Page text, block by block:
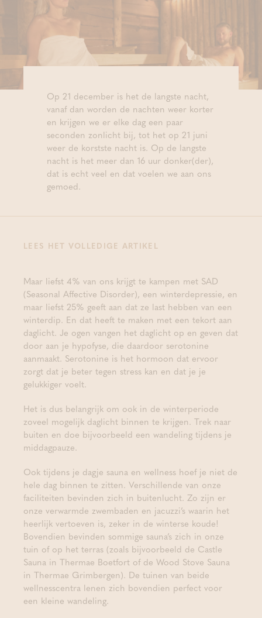
Op 21 december is het de langste nacht,
vanaf dan worden de nachten weer korter
en krijgen we er elke dag een paar
seconden zonlicht bij, tot het op 21 juni
weer de korstste nacht is. Op de langste
nacht is het meer dan 16 uur donker(der),
dat is echt veel en dat voelen we aan ons
gemoed.
LEES HET VOLLEDIGE ARTIKEL
Maar liefst 4% van ons krijgt te kampen met SAD
(Seasonal Affective Disorder), een winterdepressie, en
maar liefst 25% geeft aan dat ze last hebben van een
winterdip. En dat heeft te maken met een tekort aan
daglicht. Je ogen vangen het daglicht op en geven dat
door aan je hypofyse, die daardoor serotonine
aanmaakt. Serotonine is het hormoon dat ervoor
zorgt dat je beter tegen stress kan en dat je je
gelukkiger voelt.
Het is dus belangrijk om ook in de winterperiode
zoveel mogelijk daglicht binnen te krijgen. Trek naar
buiten en doe bijvoorbeeld een wandeling tijdens je
middagpauze.
Ook tijdens je dagje sauna en wellness hoef je niet de
hele dag binnen te zitten. Verschillende van onze
faciliteiten bevinden zich in buitenlucht. Zo zijn er
onze verwarmde zwembaden en jacuzzi’s waarin het
heerlijk vertoeven is, zeker in de winterse koude!
Bovendien bevinden sommige sauna’s zich in onze
tuin of op het terras (zoals bijvoorbeeld de Castle
Sauna in Thermae Boetfort of de Wood Stove Sauna
in Thermae Grimbergen). De tuinen van beide
wellnesscentra lenen zich bovendien perfect voor
een kleine wandeling.